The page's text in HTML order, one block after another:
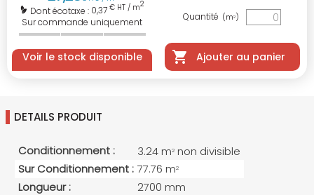
Dont écotaxe : 0,37 € HT / m2
Sur commande uniquement
Voir le stock disponible
Quantité (m2)
Ajouter au panier
DETAILS PRODUIT
Conditionnement : 3.24 m2 non divisible
Sur Conditionnement : 77.76 m2
Longueur :
2700 mm